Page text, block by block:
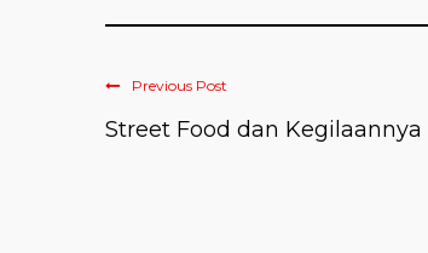
Previous Post
Street Food dan Kegilaannya